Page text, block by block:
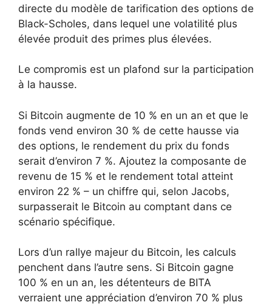
directe du modèle de tarification des options de
Black-Scholes, dans lequel une volatilité plus
élevée produit des primes plus élevées.
Le compromis est un plafond sur la participation
à la hausse.
Si Bitcoin augmente de 10 % en un an et que le
fonds vend environ 30 % de cette hausse via
des options, le rendement du prix du fonds
serait d’environ 7 %. Ajoutez la composante de
revenu de 15 % et le rendement total atteint
environ 22 % – un chiffre qui, selon Jacobs,
surpasserait le Bitcoin au comptant dans ce
scénario spécifique.
Lors d’un rallye majeur du Bitcoin, les calculs
penchent dans l’autre sens. Si Bitcoin gagne
100 % en un an, les détenteurs de BITA
verraient une appréciation d’environ 70 % plus